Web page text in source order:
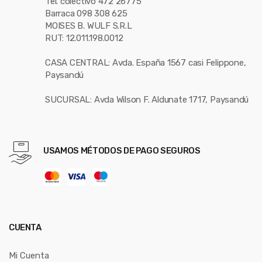
Barraca 098 308 625
MOISES B. WULF S.R.L
RUT: 12.011.198.0012
CASA CENTRAL: Avda. España 1567 casi Felippone,
Paysandú
SUCURSAL: Avda Wilson F. Aldunate 1717, Paysandú
USAMOS MÉTODOS DE PAGO SEGUROS
CUENTA
Mi Cuenta